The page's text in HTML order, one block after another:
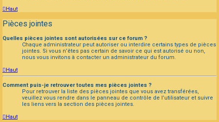
Haut
Pièces jointes
Quelles pièces jointes sont autorisées sur ce forum ?
Chaque administrateur peut autoriser ou interdire certains types de pièces
jointes. Si vous n’êtes pas certain de savoir ce qui est autorisé ou non,
nous vous invitons à contacter un administrateur du forum.
Haut
Comment puis-je retrouver toutes mes pièces jointes ?
Pour retrouver la liste des pièces jointes que vous avez transférées,
veuillez vous rendre dans le panneau de contrôle de l’utilisateur et suivre
les liens vers la section des pièces jointes.
Haut